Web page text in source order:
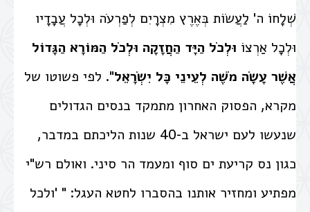
שְׁלָחוֹ ה' לַעֲשׂוֹת בְּאֶרֶץ מִצְרָיִם לְפַרְעֹה וּלְכָל עֲבָדָיו
וּלְכָל אַרְצוֹוּלְכֹל הַיָּד הַחֲזָקָה וּלְכֹל הַמּוֹרָא הַגָּדוֹל
אֲשֶׁר עָשָׂה מֹשֶׁה לְעֵינֵי כָּל יִשְׂרָאֵל". לפי פשוטו של
מקרא, הפסוק האחרון מתמקד בנסים הגדולים
שנעשו לעם ישראל ב-40 שנות הליכתם במדבר,
כגון נס קריעת ים סוף ומעמד הר סיני. ואולם רש"י
מפתיע ומחזיר אותנו בהסברו לחטא העגל: " 'ולכל